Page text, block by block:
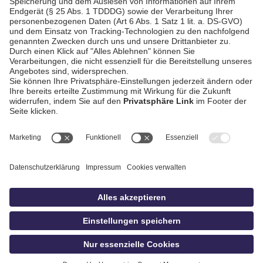
AGB / Gewinnspiele
Datenschutz
Impressum
idowa
Privatsphäre